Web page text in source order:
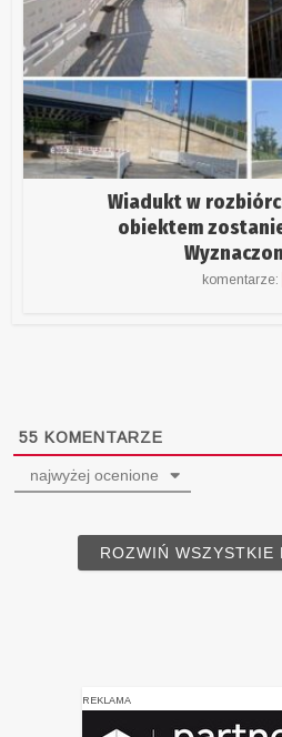
Wiadukt w
obiektem
komentarze:
55 KOMENTARZE
najwyżej ocenione
ROZWIŃ WSZYSTKIE
REKLAMA